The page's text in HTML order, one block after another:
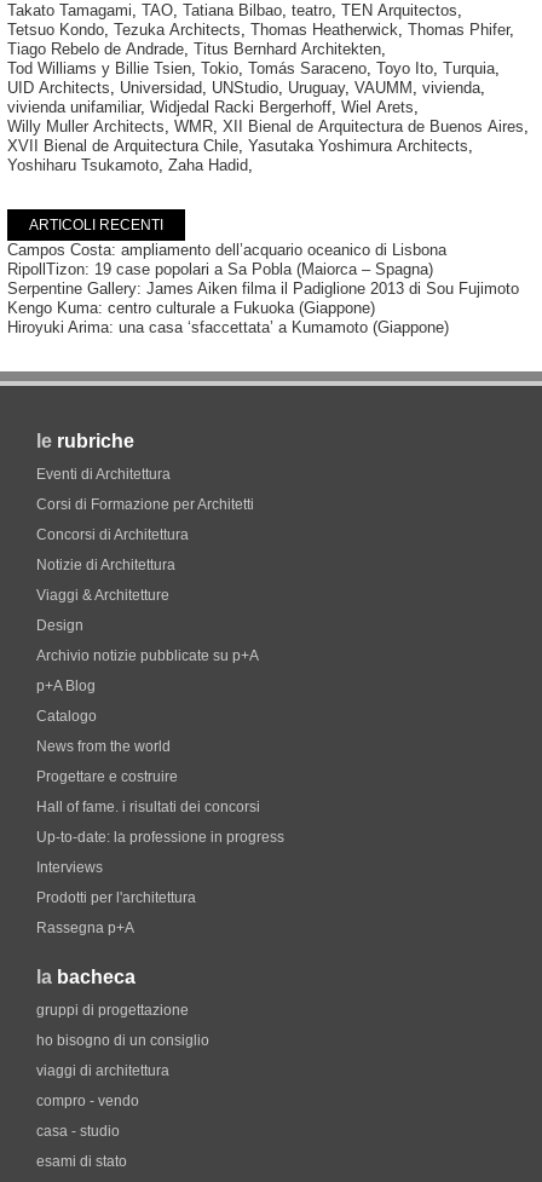
Takato Tamagami, TAO, Tatiana Bilbao, teatro, TEN Arquitectos,
Tetsuo Kondo, Tezuka Architects, Thomas Heatherwick, Thomas Phifer,
Tiago Rebelo de Andrade, Titus Bernhard Architekten,
Tod Williams y Billie Tsien, Tokio, Tomás Saraceno, Toyo Ito, Turquia,
UID Architects, Universidad, UNStudio, Uruguay, VAUMM , vivienda,
vivienda unifamiliar, Widjedal Racki Bergerhoff, Wiel Arets,
Willy Muller Architects, WMR, XII Bienal de Arquitectura de Buenos Aires,
XVII Bienal de Arquitectura Chile, Yasutaka Yoshimura Architects,
Yoshiharu Tsukamoto, Zaha Hadid,
ARTICOLI RECENTI
Campos Costa: ampliamento dell’acquario oceanico di Lisbona
RipollTizon: 19 case popolari a Sa Pobla (Maiorca – Spagna)
Serpentine Gallery: James Aiken filma il Padiglione 2013 di Sou Fujimoto
Kengo Kuma: centro culturale a Fukuoka (Giappone)
Hiroyuki Arima: una casa ‘sfaccettata’ a Kumamoto (Giappone)
le rubriche
Eventi di Architettura
Corsi di Formazione per Architetti
Concorsi di Architettura
Notizie di Architettura
Viaggi & Architetture
Design
Archivio notizie pubblicate su p+A
p+A Blog
Catalogo
News from the world
Progettare e costruire
Hall of fame. i risultati dei concorsi
Up-to-date: la professione in progress
Interviews
Prodotti per l'architettura
Rassegna p+A
la bacheca
gruppi di progettazione
ho bisogno di un consiglio
viaggi di architettura
compro - vendo
casa - studio
esami di stato